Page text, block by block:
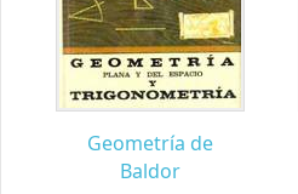
Geometría de
Baldor